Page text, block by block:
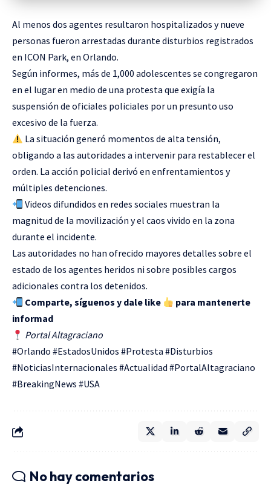
Al menos dos agentes resultaron hospitalizados y nueve
personas fueron arrestadas durante disturbios registrados
en ICON Park, en Orlando.
Según informes, más de 1,000 adolescentes se congregaron
en el lugar en medio de una protesta que exigía la
suspensión de oficiales policiales por un presunto uso
excesivo de la fuerza.
La situación generó momentos de alta tensión,
obligando a las autoridades a intervenir para restablecer el
orden. La acción policial derivó en enfrentamientos y
múltiples detenciones.
Videos difundidos en redes sociales muestran la
magnitud de la movilización y el caos vivido en la zona
durante el incidente.
Las autoridades no han ofrecido mayores detalles sobre el
estado de los agentes heridos ni sobre posibles cargos
adicionales contra los detenidos.
Comparte, síguenos y dale like
para mantenerte
informad
Portal Altagraciano
#Orlando #EstadosUnidos #Protesta #Disturbios
#NoticiasInternacionales #Actualidad #PortalAltagraciano
#BreakingNews #USA
No hay comentarios